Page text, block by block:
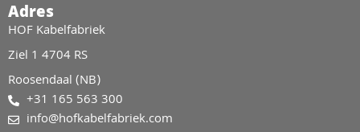
Adres
HOF Kabelfabriek
Ziel 1 4704 RS
Roosendaal (NB)
+31 165 563 300
info@hofkabelfabriek.com